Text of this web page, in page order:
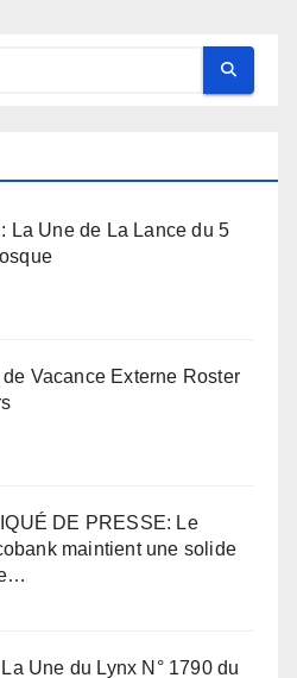
La Une de La Lance du 5
de Vacance Externe Roster
DE PRESSE: Le
maintient une solide
Une du Lynx N° 1790 du